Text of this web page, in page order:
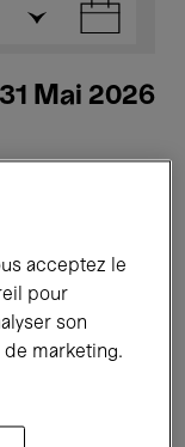
Mai 2026
acceptez le
pour
son
marketing.